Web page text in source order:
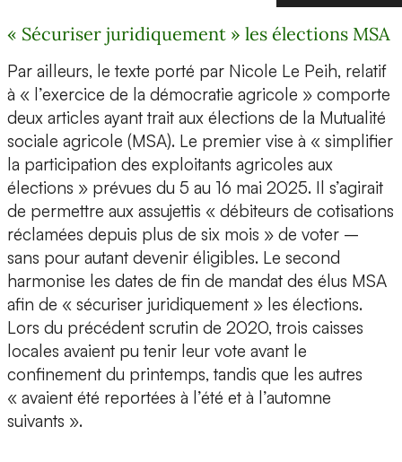
« Sécuriser juridiquement » les élections MSA
Par ailleurs, le texte porté par Nicole Le Peih, relatif
à « l’exercice de la démocratie agricole » comporte
deux articles ayant trait aux élections de la Mutualité
sociale agricole (MSA). Le premier vise à « simplifier
la participation des exploitants agricoles aux
élections » prévues du 5 au 16 mai 2025. Il s’agirait
de permettre aux assujettis « débiteurs de cotisations
réclamées depuis plus de six mois » de voter –
sans pour autant devenir éligibles. Le second
harmonise les dates de fin de mandat des élus MSA
afin de « sécuriser juridiquement » les élections.
Lors du précédent scrutin de 2020, trois caisses
locales avaient pu tenir leur vote avant le
confinement du printemps, tandis que les autres
« avaient été reportées à l’été et à l’automne
suivants ».